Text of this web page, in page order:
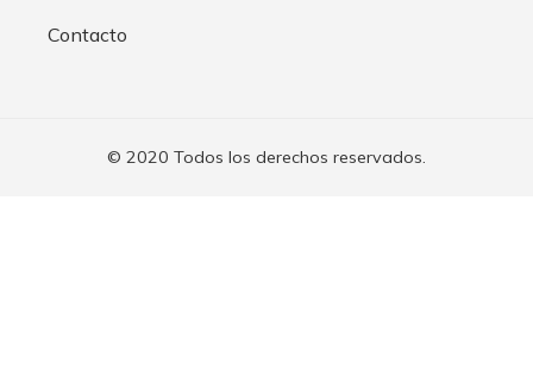
Contacto
© 2020 Todos los derechos reservados.